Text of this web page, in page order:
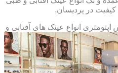
کیفیت در پردیسان,
اپتومتری انواع عینک های آفتابی و